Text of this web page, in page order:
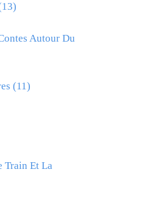
Autour Du
(11)
Train Et La